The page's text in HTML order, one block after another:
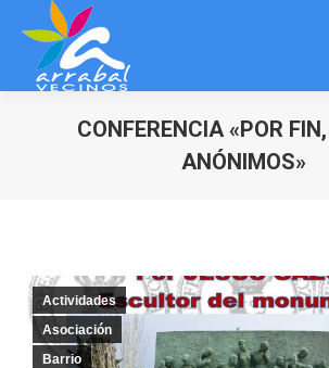
CONFERENCIA «POR
ANÓNIMOS»
Actividades
Asociación
Barrio